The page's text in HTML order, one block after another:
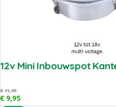
12v Mini Inbouwspot
€11,95
€9,95